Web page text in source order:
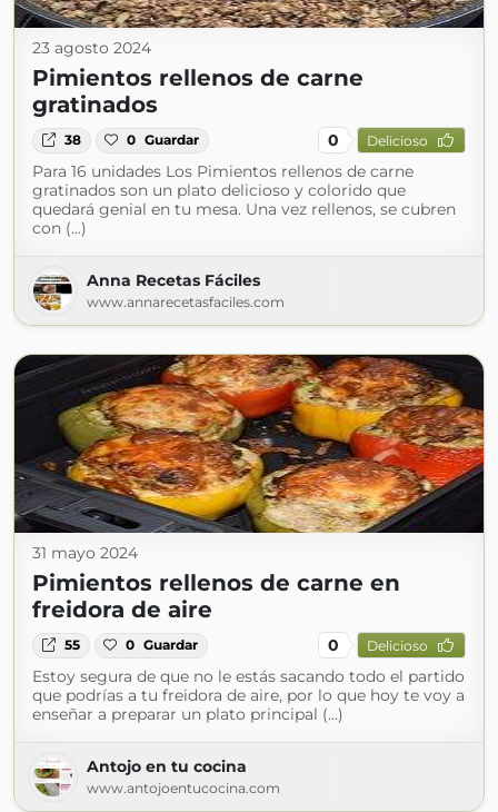
23 agosto 2024
Pimientos rellenos de carne
gratinados
38 0 Guardar 0 Delicioso
Para 16 unidades Los Pimientos rellenos de carne
gratinados son un plato delicioso y colorido que
quedará genial en tu mesa. Una vez rellenos, se cubren
con (...)
Anna Recetas Fáciles
www.annarecetasfaciles.com
31 mayo 2024
Pimientos rellenos de carne en
freidora de aire
55 0 Guardar 0 Delicioso
Estoy segura de que no le estás sacando todo el partido
que podrías a tu freidora de aire, por lo que hoy te voy a
enseñar a preparar un plato principal (...)
Antojo en tu cocina
www.antojoentucocina.com